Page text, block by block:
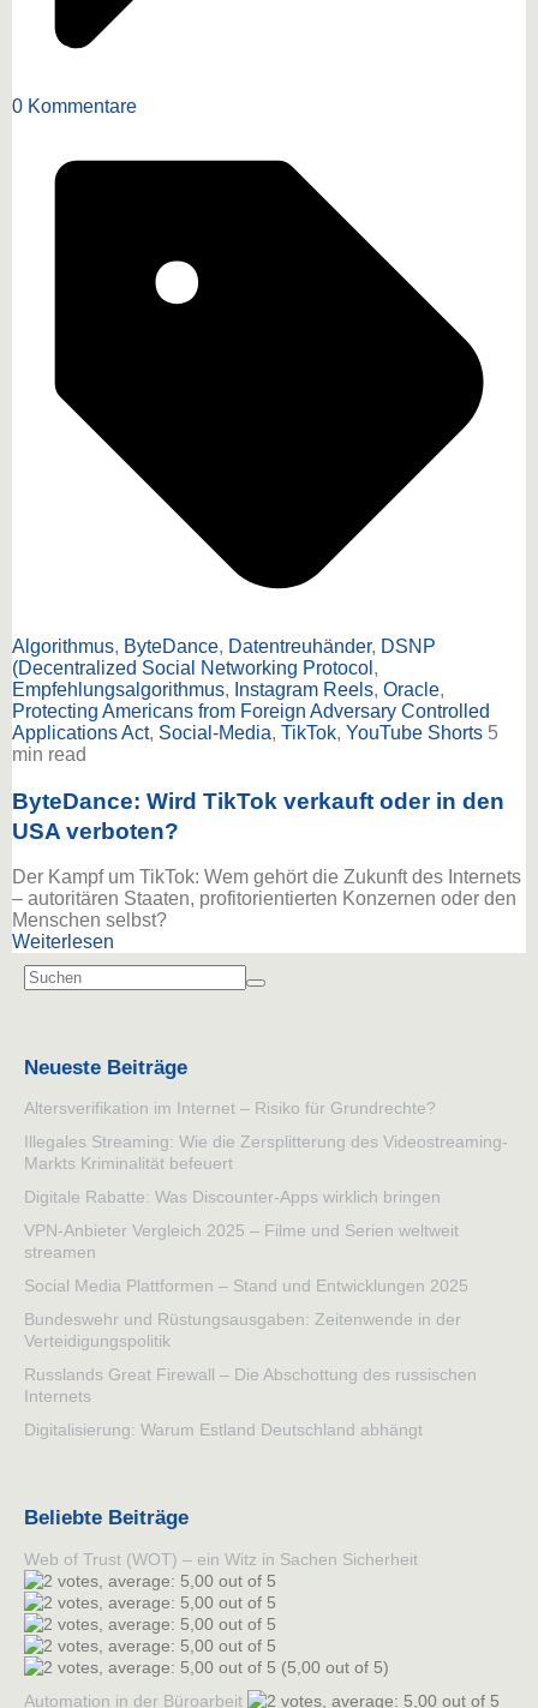
0 Kommentare
Algorithmus, ByteDance, Datentreuhänder, DSNP
(Decentralized Social Networking Protocol ,
Empfehlungsalgorithmus, Instagram Reels, Oracle,
Protecting Americans from Foreign Adversary Controlled
Applications Act, Social-Media, TikTok, YouTube Shorts 5
min read
ByteDance: Wird TikTok verkauft oder in den
USA verboten?
Der Kampf um TikTok: Wem gehört die Zukunft des Internets
– autoritären Staaten, profitorientierten Konzernen oder den
Menschen selbst?
Weiterlesen
Neueste Beiträge
Altersverifikation im Internet – Risiko für Grundrechte?
Illegales Streaming: Wie die Zersplitterung des Videostreaming-
Markts Kriminalität befeuert
Digitale Rabatte: Was Discounter-Apps wirklich bringen
VPN-Anbieter Vergleich 2025 – Filme und Serien weltweit
streamen
Social Media Plattformen – Stand und Entwicklungen 2025
Bundeswehr und Rüstungsausgaben: Zeitenwende in der
Verteidigungspolitik
Russlands Great Firewall – Die Abschottung des russischen
Internets
Digitalisierung: Warum Estland Deutschland abhängt
Beliebte Beiträge
Web of Trust (WOT) – ein Witz in Sachen Sicherheit
(5,00 out of 5)
Automation in der Büroarbeit